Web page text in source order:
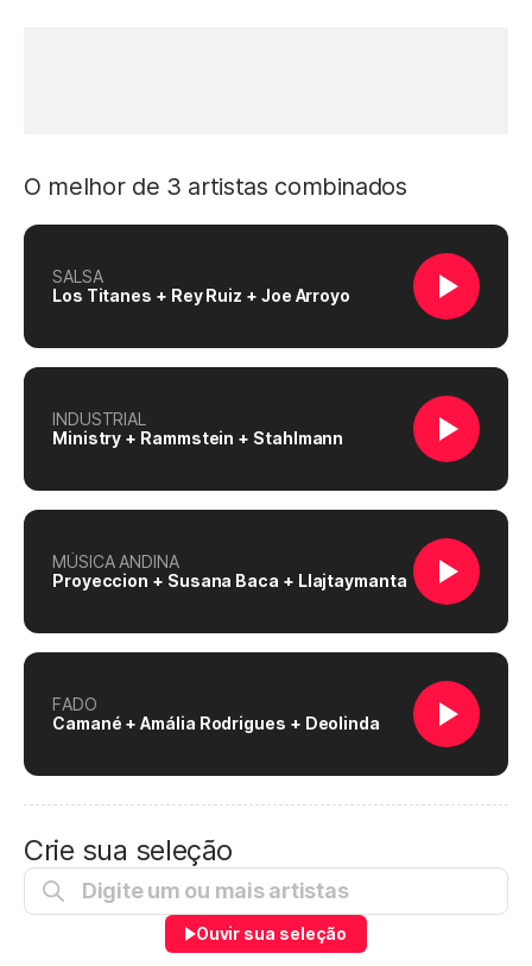
O melhor de 3 artistas combinados
SALSA
Los Titanes + Rey Ruiz + Joe Arroyo
INDUSTRIAL
Ministry + Rammstein + Stahlmann
MÚSICA ANDINA
Proyeccion + Susana Baca + Llajtaymanta
FADO
Camané + Amália Rodrigues + Deolinda
Crie sua seleção
Ouvir sua seleção